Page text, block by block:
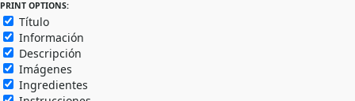
PRINT OPTIONS:
Título
Información
Descripción
Imágenes
Ingredientes